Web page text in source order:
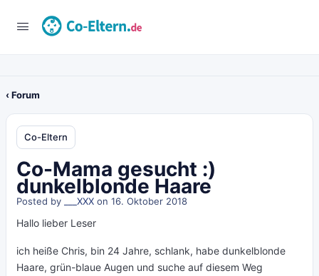
‹ Forum
Co-Eltern
Co-Mama gesucht :)
dunkelblonde Haare
Posted by ___XXX on 16. Oktober 2018
Hallo lieber Leser
ich heiße Chris, bin 24 Jahre, schlank, habe dunkelblonde
Haare, grün-blaue Augen und suche auf diesem Weg